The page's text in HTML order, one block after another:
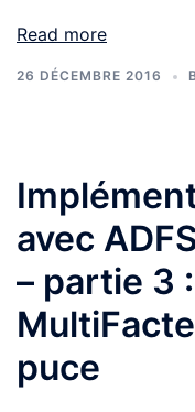
Read more
26 DÉCEMBRE 2016
avec
– partie 3
puce